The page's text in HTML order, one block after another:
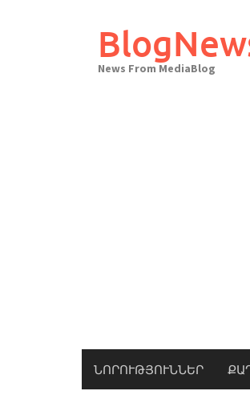
News From MediaBlog
ՆՈՐՈՒԹՅՈՒՆՆԵՐ